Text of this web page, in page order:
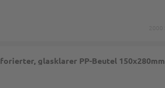
glasklarer PP-Beutel 150x280mm